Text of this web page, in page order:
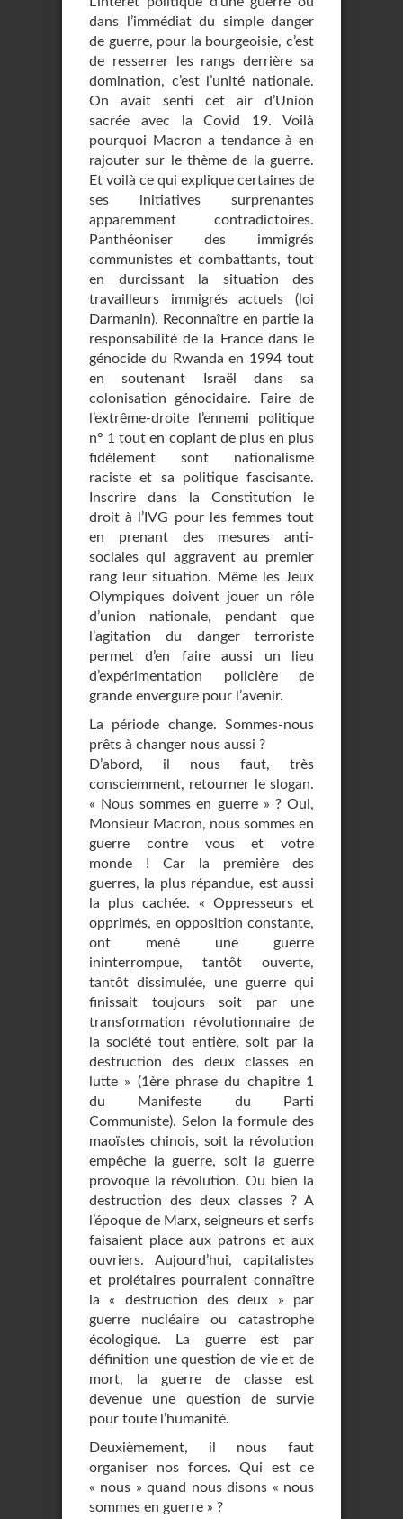
dans l’immédiat du simple danger
de guerre, pour la bourgeoisie, c’est
de resserrer les rangs derrière sa
domination, c’est l’unité nationale.
On avait senti cet air d’Union
sacrée avec la Covid 19. Voilà
pourquoi Macron a tendance à en
rajouter sur le thème de la guerre.
Et voilà ce qui explique certaines de
ses initiatives surprenantes
apparemment contradictoires.
Panthéoniser des immigrés
communistes et combattants, tout
en durcissant la situation des
travailleurs immigrés actuels (loi
Darmanin). Reconnaître en partie la
responsabilité de la France dans le
génocide du Rwanda en 1994 tout
en soutenant Israël dans sa
colonisation génocidaire. Faire de
l’extrême-droite l’ennemi politique
n° 1 tout en copiant de plus en plus
fidèlement sont nationalisme
raciste et sa politique fascisante.
Inscrire dans la Constitution le
droit à l’IVG pour les femmes tout
en prenant des mesures anti-
sociales qui aggravent au premier
rang leur situation. Même les Jeux
Olympiques doivent jouer un rôle
d’union nationale, pendant que
l’agitation du danger terroriste
permet d’en faire aussi un lieu
d’expérimentation policière de
grande envergure pour l’avenir.
La période change. Sommes-nous
prêts à changer nous aussi ?
D’abord, il nous faut, très
consciemment, retourner le slogan.
« Nous sommes en guerre » ? Oui,
Monsieur Macron, nous sommes en
guerre contre vous et votre
monde ! Car la première des
guerres, la plus répandue, est aussi
la plus cachée. « Oppresseurs et
opprimés, en opposition constante,
ont mené une guerre
ininterrompue, tantôt ouverte,
tantôt dissimulée, une guerre qui
finissait toujours soit par une
transformation révolutionnaire de
la société tout entière, soit par la
destruction des deux classes en
lutte » (1ère phrase du chapitre 1
du Manifeste du Parti
Communiste). Selon la formule des
maoïstes chinois, soit la révolution
empêche la guerre, soit la guerre
provoque la révolution. Ou bien la
destruction des deux classes ? A
l’époque de Marx, seigneurs et serfs
faisaient place aux patrons et aux
ouvriers. Aujourd’hui, capitalistes
et prolétaires pourraient connaître
la « destruction des deux » par
guerre nucléaire ou catastrophe
écologique. La guerre est par
définition une question de vie et de
mort, la guerre de classe est
devenue une question de survie
pour toute l’humanité.
Deuxièmement, il nous faut
organiser nos forces. Qui est ce
« nous » quand nous disons « nous
sommes en guerre » ?